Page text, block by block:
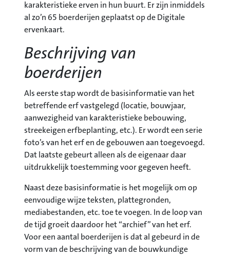
karakteristieke erven in hun buurt. Er zijn inmiddels
al zo’n 65 boerderijen geplaatst op de Digitale
ervenkaart.
Beschrijving van
boerderijen
Als eerste stap wordt de basisinformatie van het
betreffende erf vastgelegd (locatie, bouwjaar,
aanwezigheid van karakteristieke bebouwing,
streekeigen erfbeplanting, etc.). Er wordt een serie
foto’s van het erf en de gebouwen aan toegevoegd.
Dat laatste gebeurt alleen als de eigenaar daar
uitdrukkelijk toestemming voor gegeven heeft.
Naast deze basisinformatie is het mogelijk om op
eenvoudige wijze teksten, plattegronden,
mediabestanden, etc. toe te voegen. In de loop van
de tijd groeit daardoor het “archief” van het erf.
Voor een aantal boerderijen is dat al gebeurd in de
vorm van de beschrijving van de bouwkundige